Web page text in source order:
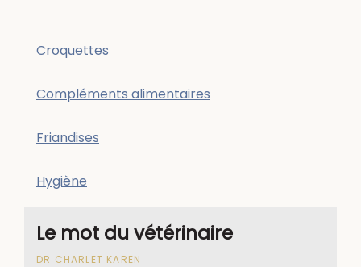
Croquettes
Compléments alimentaires
Friandises
Hygiène
Le mot du vétérinaire
DR CHARLET KAREN